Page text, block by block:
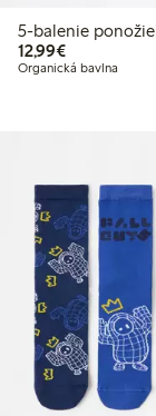
5-balenie
12,99€12,99 €
Organická bavlna